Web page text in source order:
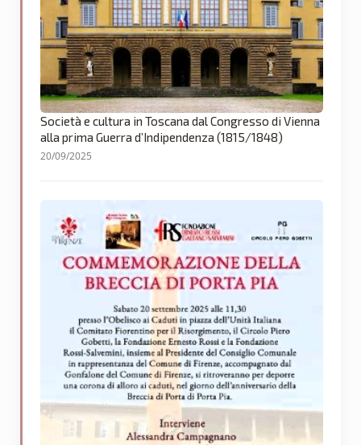
Società e cultura in Toscana dal Congresso di Vienna
alla prima Guerra d’Indipendenza (1815/1848)
20/09/2025